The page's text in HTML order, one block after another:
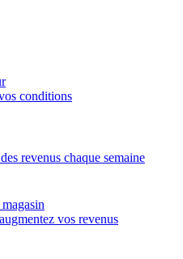
conditions
revenus chaque semaine
vos revenus